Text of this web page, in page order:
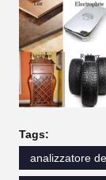
Tags:
analizzatore